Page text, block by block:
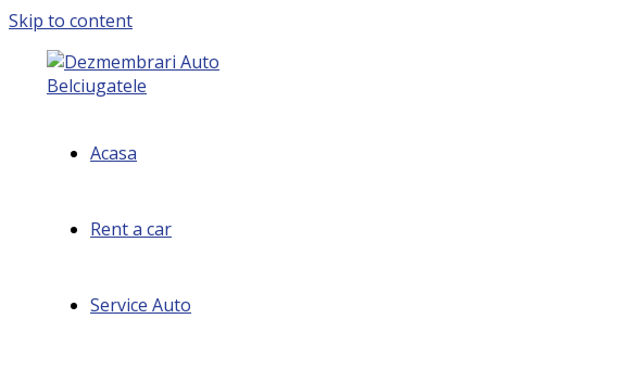
Skip to content
Acasa
Rent a car
Service Auto